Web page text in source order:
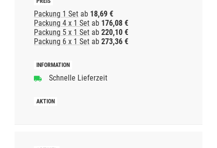
Packung 1 Set ab 18,69 €
Packung 4 x 1 Set ab 176,08 €
Packung 5 x 1 Set ab 220,10 €
Packung 6 x 1 Set ab 273,36 €
Schnelle Lieferzeit